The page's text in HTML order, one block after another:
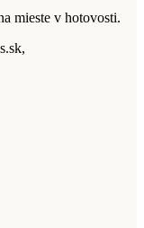
mieste v hotovosti.